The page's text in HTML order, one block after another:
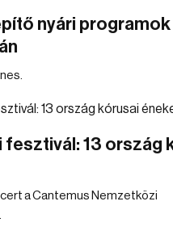
nyári programok
fesztivál: 13 ország
a Cantemus Nemzetközi